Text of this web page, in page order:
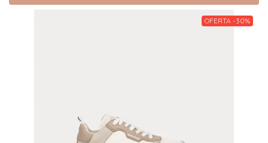
OFERTA -30%